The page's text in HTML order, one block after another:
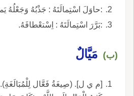
:حاوَلَ اسْتِمالَتَهُ : جَذْبُهُ وَجَعْلُهُ
:بَرَّرَ اسْتِمالَتَهُ : اِسْتعْطافَهُ.
(ب) مَيَّالٌ
[م ي ل]. (صِيغَةُ فَعَّال لِلْمُبَالَغَةِ).